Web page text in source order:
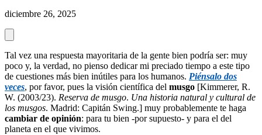
diciembre 26, 2025
Tal vez una respuesta mayoritaria de la gente bien podría ser: muy
poco y, la verdad, no pienso dedicar mi preciado tiempo a este tipo
de cuestiones más bien inútiles para los humanos. Piénsalo dos
veces, por favor, pues la visión científica del musgo [Kimmerer, R.
W. (2003/23). Reserva de musgo. Una historia natural y cultural de
los musgos. Madrid: Capitán Swing.] muy probablemente te haga
cambiar de opinión: para tu bien -por supuesto- y para el del
planeta en el que vivimos.